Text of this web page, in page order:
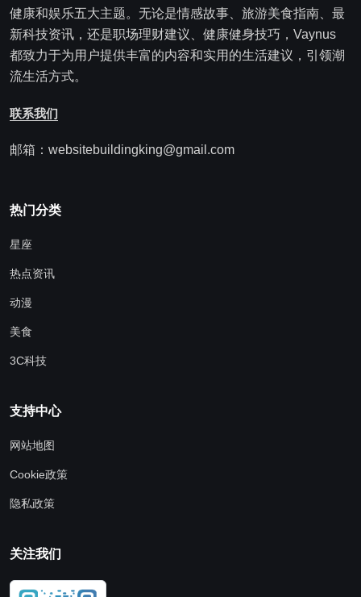
健康和娱乐五大主题。无论是情感故事、旅游美食指南、最
新科技资讯，还是职场理财建议、健康健身技巧，Vaynus
都致力于为用户提供丰富的内容和实用的生活建议，引领潮
流生活方式。
联系我们
邮箱：websitebuildingking@gmail.com
热门分类
星座
热点资讯
动漫
美食
3C科技
支持中心
网站地图
Cookie政策
隐私政策
关注我们